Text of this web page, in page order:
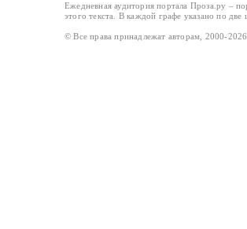
Ежедневная аудитория портала Проза.ру –
этого текста. В каждой графе указано по две
© Все права принадлежат авторам, 2000-